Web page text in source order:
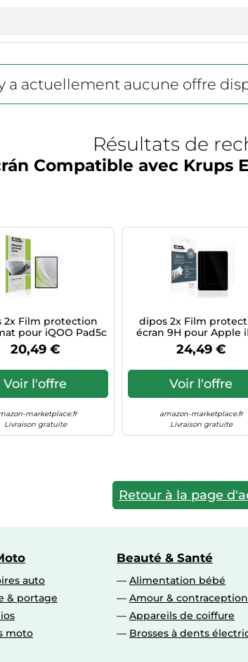
a actuellement aucune offre
Résultats de
Compatible avec Krups
2x Film protection
pour iQOO Pad5c
20,49 €
Voir l'offre
marketplace.fr
Livraison gratuite
dipos 2x Film
écran 9H pour Apple
Pro M5 11 Zoll
24,49 €
Voir l'offre
amazon-marketplace.fr
Livraison gratuite
Retour à la page
auto
& portage
moto
Beauté & Santé
Alimentation bébé
Amour & contraception
Appareils de coiffure
Brosses à dents